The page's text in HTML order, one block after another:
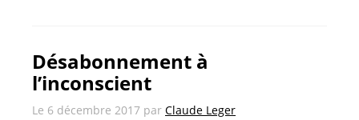
Désabonnement à
l’inconscient
Le 6 décembre 2017 par Claude Leger